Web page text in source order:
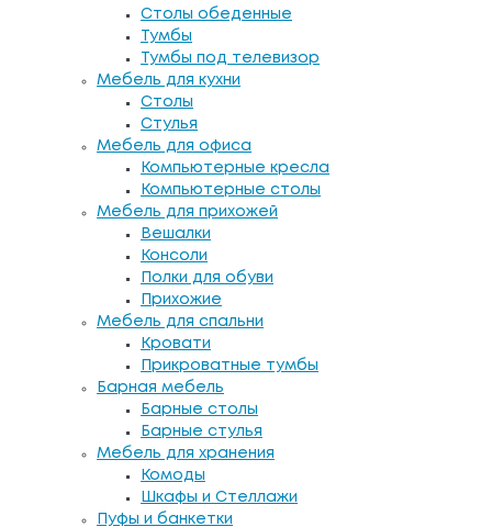
Столы обеденные
Тумбы
Тумбы под телевизор
Мебель для кухни
Столы
Стулья
Мебель для офиса
Компьютерные кресла
Компьютерные столы
Мебель для прихожей
Вешалки
Консоли
Полки для обуви
Прихожие
Мебель для спальни
Кровати
Прикроватные тумбы
Барная мебель
Барные столы
Барные стулья
Мебель для хранения
Комоды
Шкафы и Стеллажи
Пуфы и банкетки